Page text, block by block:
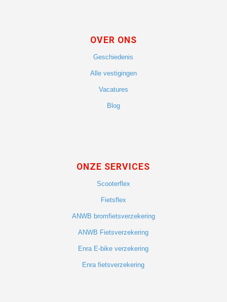
OVER ONS
Geschiedenis
Alle vestigingen
Vacatures
Blog
ONZE SERVICES
Scooterflex
Fietsflex
ANWB bromfietsverzekering
ANWB Fietsverzekering
Enra E-bike verzekering
Enra fietsverzekering